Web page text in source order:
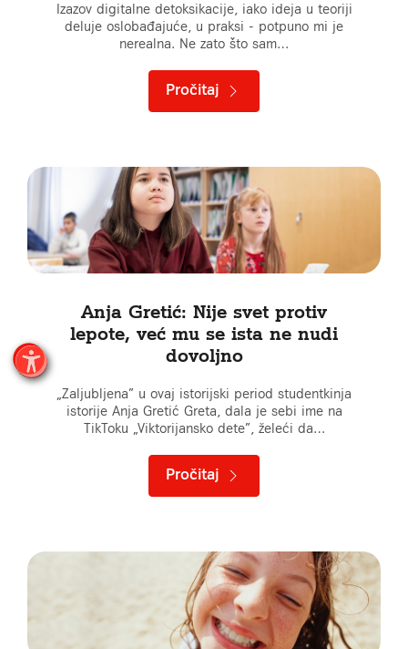
Izazov digitalne detoksikacije, iako ideja u teoriji
deluje oslobađajuće, u praksi - potpuno mi je
nerealna. Ne zato što sam…
Pročitaj
Anja Gretić: Nije svet protiv
lepote, već mu se ista ne nudi
dovoljno
„Zaljubljena” u ovaj istorijski period studentkinja
istorije Anja Gretić Greta, dala je sebi ime na
TikToku „Viktorijansko dete”, želeći da…
Pročitaj